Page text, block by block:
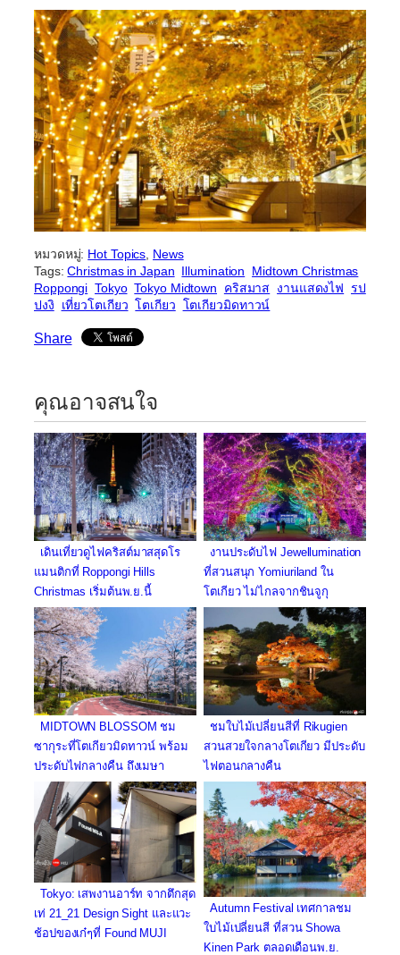
หมวดหมู่: Hot Topics, News
Tags:Christmas in Japan Illumination
Midtown Christmas
Roppongi Tokyo Tokyo Midtown คริสมาส งานแสดงไฟ รป
ปงงิ
เที่ยวโตเกียว โตเกียว โตเกียวมิดทาวน์
Share
คุณอาจสนใจ
เดินเที่ยวดูไฟคริสต์มาสสุดโร
แมนติกที่ Roppongi Hills
Christmas เริ่มต้นพ.ย.นี้
งานประดับไฟ Jewellumination
ที่สวนสนุก Yomiuriland ใน
โตเกียว ไม่ไกลจากชินจูกุ
MIDTOWN BLOSSOM ชม
ซากุระที่โตเกียวมิดทาวน์ พร้อม
ประดับไฟกลางคืน ถึงเมษา
ชมใบไม้เปลี่ยนสีที่ Rikugien
สวนสวยใจกลางโตเกียว มีประดับ
ไฟตอนกลางคืน
Tokyo: เสพงานอาร์ท จากตึกสุด
เท่ 21_21 Design Sight และแวะ
ช้อปของเก๋ๆที่ Found MUJI
Autumn Festival เทศกาลชม
ใบไม้เปลี่ยนสี ที่สวน Showa
Kinen Park ตลอดเดือนพ.ย.